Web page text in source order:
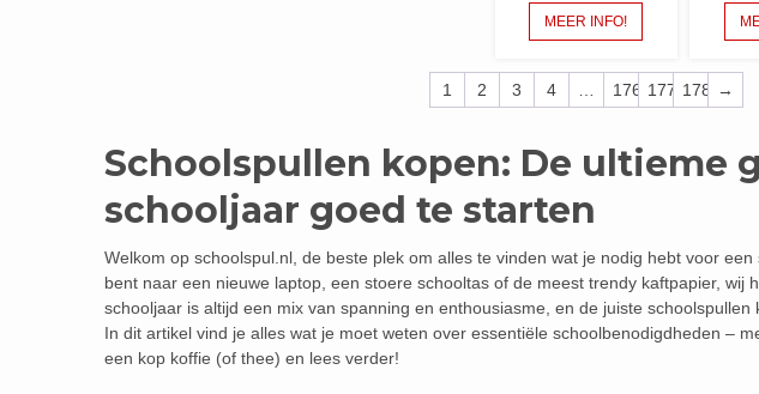
MEER INFO!
1 2 3 4 176 177 178 →
Schoolspullen kopen: De ultieme
schooljaar goed te starten
Welkom op schoolspul.nl, de beste plek om alles te vinden wat je nodig hebt voor
bent naar een nieuwe laptop, een stoere schooltas of de meest trendy kaftpapier, wij
schooljaar is altijd een mix van spanning en enthousiasme, en de juiste schoolspullen
In dit artikel vind je alles wat je moet weten over essentiële schoolbenodigdheden –
een kop koffie (of thee) en lees verder!